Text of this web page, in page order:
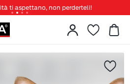
ti aspettano, non perderteli!
a partire da 49 €
di sconto sul prossimo ordine!